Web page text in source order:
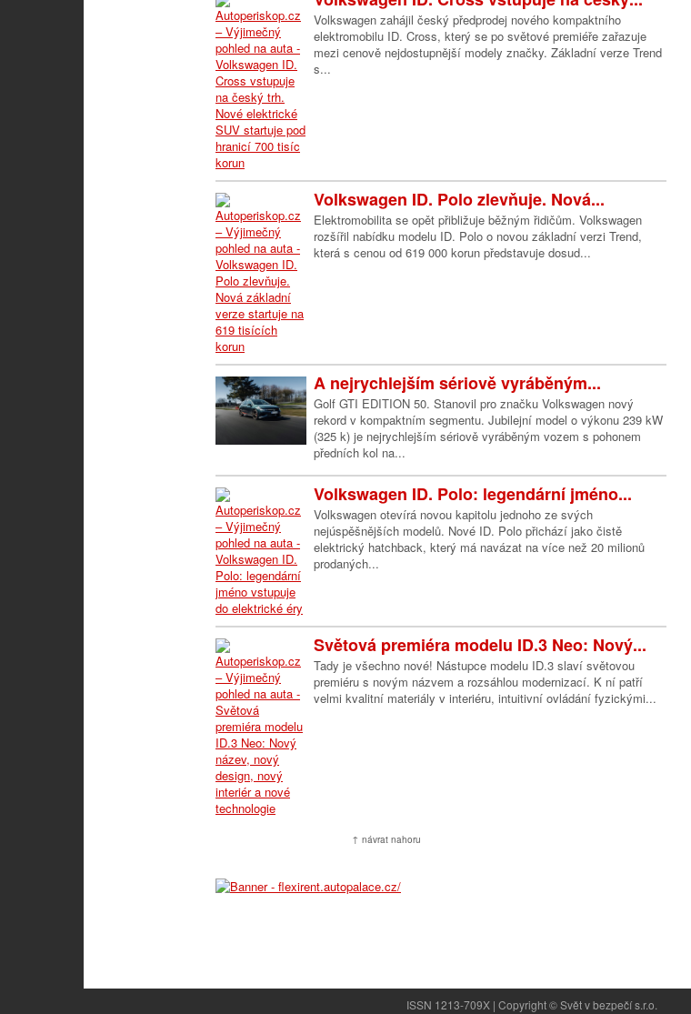
Volkswagen zahájil český předprodej nového kompaktního
elektromobilu ID. Cross, který se po světové premiéře zařazuje
mezi cenově nejdostupnější modely značky. Základní verze Trend
s...
Volkswagen ID. Polo zlevňuje. Nová...
Elektromobilita se opět přibližuje běžným řidičům. Volkswagen
rozšířil nabídku modelu ID. Polo o novou základní verzi Trend,
která s cenou od 619 000 korun představuje dosud...
A nejrychlejším sériově vyráběným...
Golf GTI EDITION 50. Stanovil pro značku Volkswagen nový
rekord v kompaktním segmentu. Jubilejní model o výkonu 239 kW
(325 k) je nejrychlejším sériově vyráběným vozem s pohonem
předních kol na...
Volkswagen ID. Polo: legendární jméno...
Volkswagen otevírá novou kapitolu jednoho ze svých
nejúspěšnějších modelů. Nové ID. Polo přichází jako čistě
elektrický hatchback, který má navázat na více než 20 milionů
prodaných...
Světová premiéra modelu ID.3 Neo: Nový...
Tady je všechno nové! Nástupce modelu ID.3 slaví světovou
premiéru s novým názvem a rozsáhlou modernizací. K ní patří
velmi kvalitní materiály v interiéru, intuitivní ovládání fyzickými...
↑ návrat nahoru
ISSN 1213-709X | Copyright © Svět v bezpečí s.r.o.